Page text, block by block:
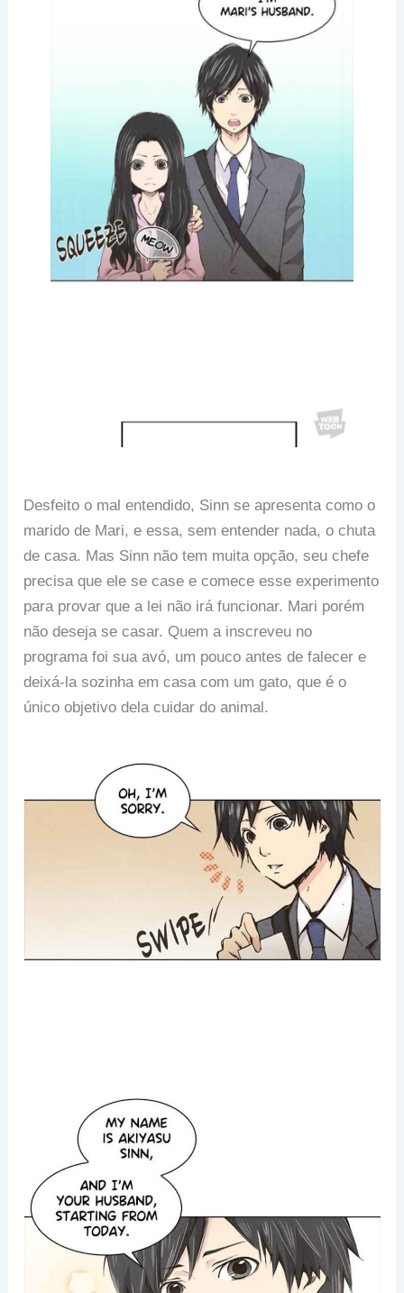
Desfeito o mal entendido, Sinn se apresenta como o
marido de Mari, e essa, sem entender nada, o chuta
de casa. Mas Sinn não tem muita opção, seu chefe
precisa que ele se case e comece esse experimento
para provar que a lei não irá funcionar. Mari porém
não deseja se casar. Quem a inscreveu no
programa foi sua avó, um pouco antes de falecer e
deixá-la sozinha em casa com um gato, que é o
único objetivo dela cuidar do animal.